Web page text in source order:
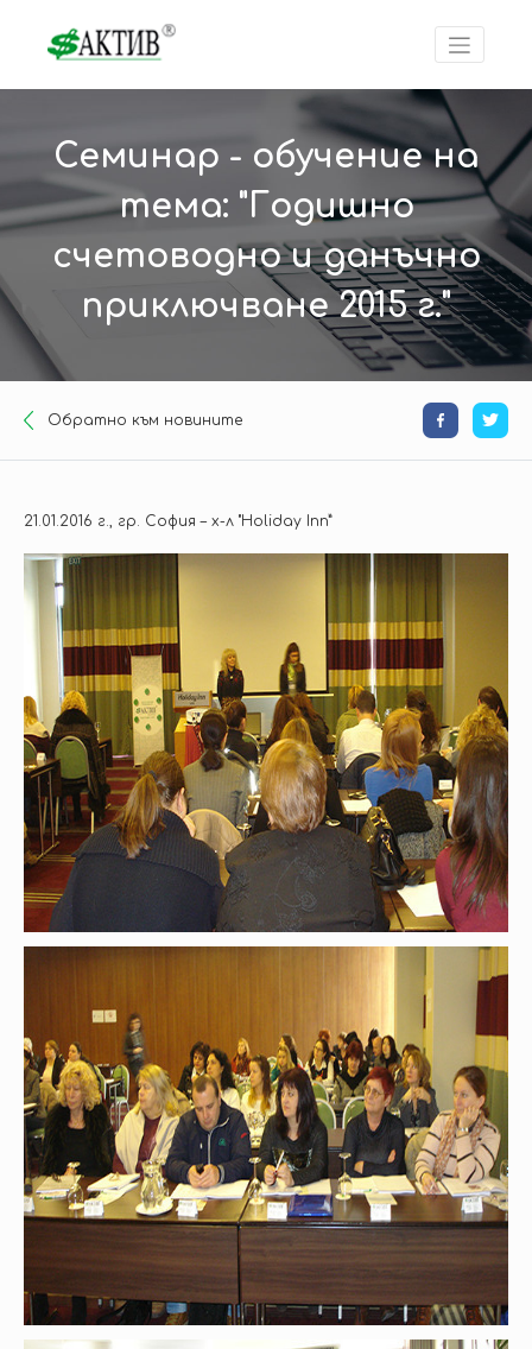
Семинар - обучение на
тема: "Годишно
счетоводно и данъчно
приключване 2015 г."
Oбратно към новините
21.01.2016 г., гр. София – х-л "Holiday Inn”